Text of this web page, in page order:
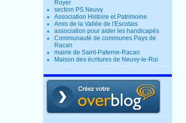
Royer
section PS Neuvy
Association Histoire et Patrimoine
Amis de la Vallée de l'Escotais
association pour aider les handicapés
Communauté de communes Pays de
Racan
mairie de Saint-Paterne-Racan
Maison des écritures de Neuvy-le-Roi